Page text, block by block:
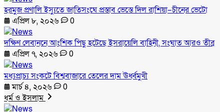
হরমুজ প্রণালি ইস্যুতে জাতিসংঘে প্রস্তাব ভেস্তে দিল রাশিয়া–চীনের ভেটো
এপ্রিল ৮, ২০২৬
0
দক্ষিণ লেবাননে আংশিক পিছু হটেছে ইসরায়েলি বাহিনী, সংঘাত আরও তীব্র
এপ্রিল ৭, ২০২৬
0
মধ্যপ্রাচ্য সংকটে বিশ্ববাজারে তেলের দাম ঊর্ধ্বমুখী
মার্চ ৪, ২০২৬
0
ধর্ম ও ইসলাম